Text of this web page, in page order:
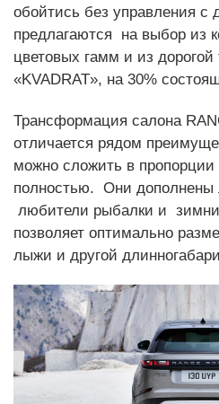
обойтись без управления с
предлагаются на выбор из
цветовых гамм и из дорогой
«KVADRAT», на 30%
Трансформация салона
отличается рядом
можно сложить в пропорции
полностью. Они дополнены
любители рыбалки и
позволяет оптимально
лыжи и другой